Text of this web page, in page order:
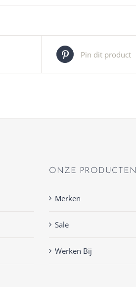
Pin dit product
ONZE PRODUCTEN
Merken
Sale
Werken Bij